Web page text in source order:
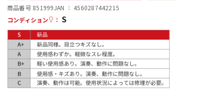
中古
商品番号 851999JAN ： 4560287442215
コンディション
： S